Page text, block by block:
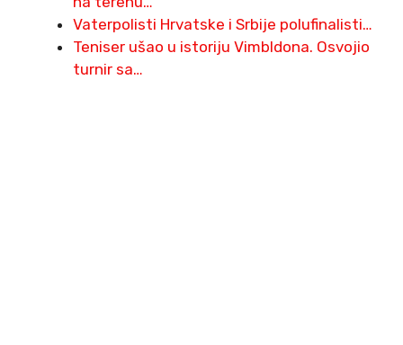
Vaterpolisti Hrvatske i Srbije polufinalisti…
Teniser ušao u istoriju Vimbldona. Osvojio
turnir sa…